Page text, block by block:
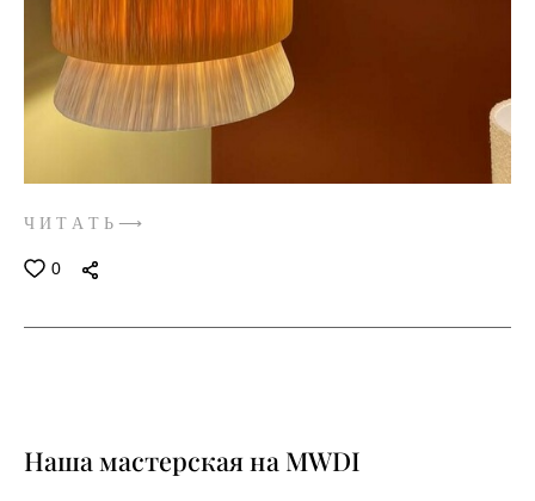
Ч И Т А Т Ь ⟶
0
Наша мастерская на MWDI